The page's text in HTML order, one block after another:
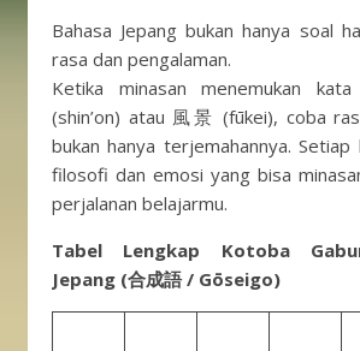
Bahasa Jepang bukan hanya soal
rasa dan pengalaman.
Ketika minasan menemukan
(shin’on) atau 風景 (fūkei), coba
bukan hanya terjemahannya.
filosofi dan emosi yang bisa
perjalanan belajarmu.
Tabel Lengkap Kotoba
Jepang (合成語 / Gōseigo)